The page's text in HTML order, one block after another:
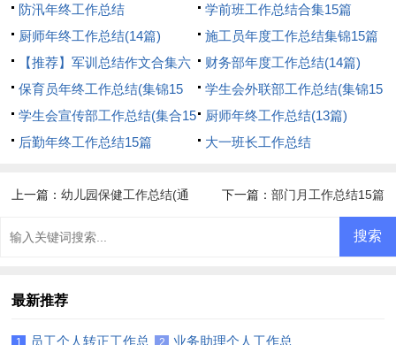
防汛年终工作总结
学前班工作总结合集15篇
厨师年终工作总结(14篇)
施工员年度工作总结集锦15篇
【推荐】军训总结作文合集六
篇
财务部年度工作总结(14篇)
保育员年终工作总结(集锦15
篇)
学生会外联部工作总结(集锦15
篇)
学生会宣传部工作总结(集合15
篇)
厨师年终工作总结(13篇)
后勤年终工作总结15篇
大一班长工作总结
上一篇：幼儿园保健工作总结(通
下一篇： 部门月工作总结15篇
最新推荐
1
员工个人转正工作总
2
业务助理个人工作总